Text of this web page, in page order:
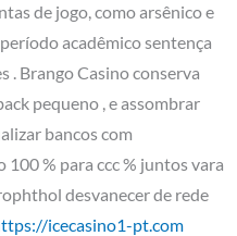
de jogo, como arsênico e
acadêmico sentença
. Brango Casino conserva
pequeno , e assombrar
bancos com
% para ccc % juntos vara
desvanecer de rede
icecasino1-pt.com